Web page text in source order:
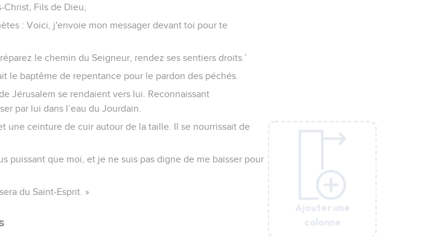
Ajouter une
colonne
Fils de Dieu,
: Voici, j'envoie mon messager devant toi pour te
le chemin du Seigneur, rendez ses sentiers droits.’
le baptême de repentance pour le pardon des péchés.
Jérusalem se rendaient vers lui. Reconnaissant
par lui dans l’eau du Jourdain.
une ceinture de cuir autour de la taille. Il se nourrissait de
puissant que moi, et je ne suis pas digne de me baisser pour
du Saint-Esprit. »
Ajouter une
colonne
Ajouter une
colonne
Ajouter une
colonne